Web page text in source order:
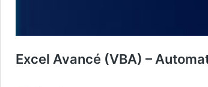
Excel Avancé (VBA) –